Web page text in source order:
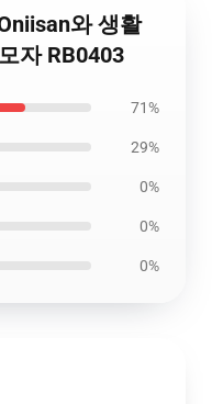
와 생활
자 RB0403
71%
29%
0%
0%
0%